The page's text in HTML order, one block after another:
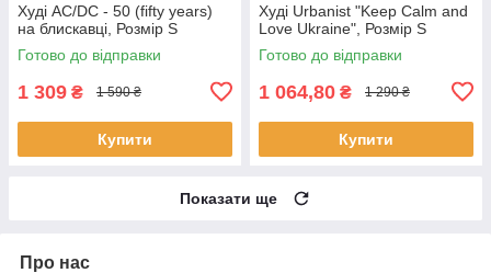
Худі AC/DC - 50 (fifty years)
на блискавці, Розмір S
Готово до відправки
1 309 ₴ 1 590 ₴
Купити
Худі Urbanist "Keep Calm and
Love Ukraine", Розмір S
Готово до відправки
1 064,80 ₴ 1 290 ₴
Купити
Показати ще
Про нас